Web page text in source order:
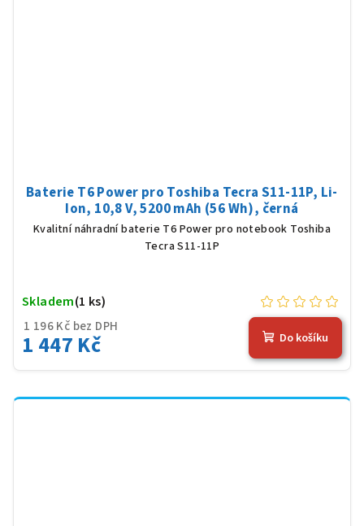
Baterie T6 Power pro Toshiba Tecra S11-11P, Li-
Ion, 10,8 V, 5200 mAh (56 Wh), černá
Kvalitní náhradní baterie T6 Power pro notebook Toshiba
Tecra S11-11P
1 196 Kč bez DPH
1 447 Kč
Skladem(1 ks)
Do košíku